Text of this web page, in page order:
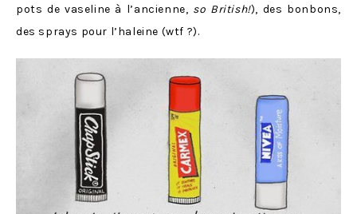
pots de vaseline à l’ancienne, so British!), des bonbons,
des sprays pour l’haleine (wtf ?).